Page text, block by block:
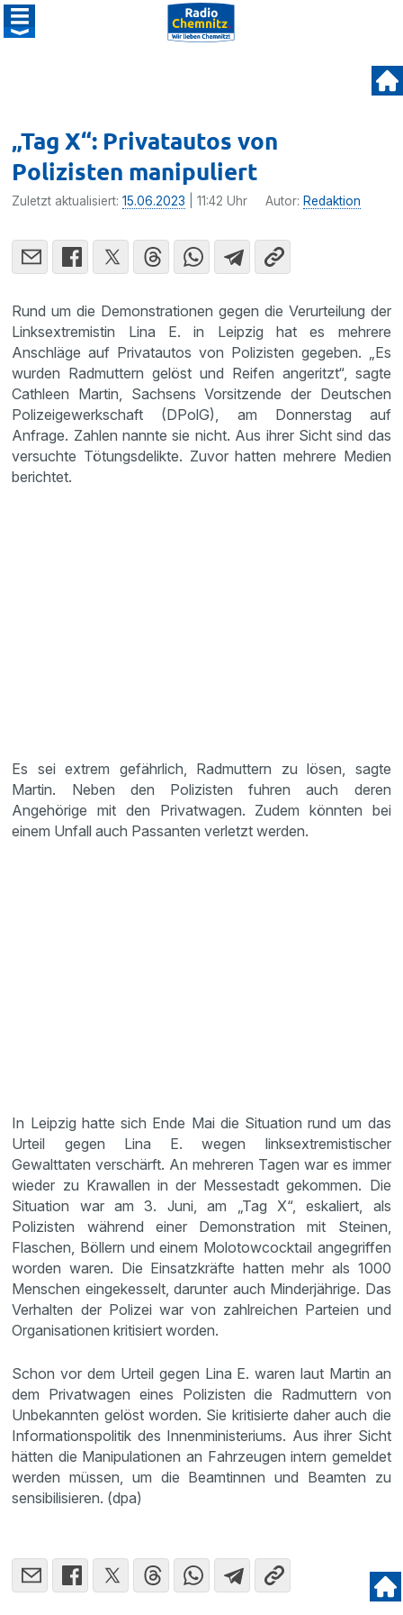
„Tag X“: Privatautos von
Polizisten manipuliert
Zuletzt aktualisiert:15.06.2023 | 11:42 Uhr Autor: Redaktion
Rund um die Demonstrationen gegen die Verurteilung der
Linksextremistin Lina E. in Leipzig hat es mehrere
Anschläge auf Privatautos von Polizisten gegeben. „Es
wurden Radmuttern gelöst und Reifen angeritzt“, sagte
Cathleen Martin, Sachsens Vorsitzende der Deutschen
Polizeigewerkschaft (DPolG), am Donnerstag auf
Anfrage. Zahlen nannte sie nicht. Aus ihrer Sicht sind das
versuchte Tötungsdelikte. Zuvor hatten mehrere Medien
berichtet.
Es sei extrem gefährlich, Radmuttern zu lösen, sagte
Martin. Neben den Polizisten fuhren auch deren
Angehörige mit den Privatwagen. Zudem könnten bei
einem Unfall auch Passanten verletzt werden.
In Leipzig hatte sich Ende Mai die Situation rund um das
Urteil gegen Lina E. wegen linksextremistischer
Gewalttaten verschärft. An mehreren Tagen war es immer
wieder zu Krawallen in der Messestadt gekommen. Die
Situation war am 3. Juni, am „Tag X“, eskaliert, als
Polizisten während einer Demonstration mit Steinen,
Flaschen, Böllern und einem Molotowcocktail angegriffen
worden waren. Die Einsatzkräfte hatten mehr als 1000
Menschen eingekesselt, darunter auch Minderjährige. Das
Verhalten der Polizei war von zahlreichen Parteien und
Organisationen kritisiert worden.
Schon vor dem Urteil gegen Lina E. waren laut Martin an
dem Privatwagen eines Polizisten die Radmuttern von
Unbekannten gelöst worden. Sie kritisierte daher auch die
Informationspolitik des Innenministeriums. Aus ihrer Sicht
hätten die Manipulationen an Fahrzeugen intern gemeldet
werden müssen, um die Beamtinnen und Beamten zu
sensibilisieren. (dpa)